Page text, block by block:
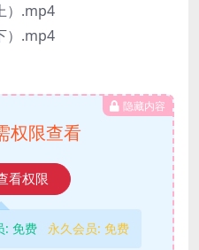
）.mp4
）.mp4
隐藏内容
权限查看
看权限
: 免费 永久会员: 免费